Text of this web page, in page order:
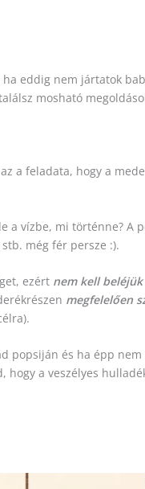
eddig nem jártatok
mosható
a feladata, hogy a
a vízbe, mi történne? A
még fér persze :).
ezért nem kell
megfelelően
popsiján és ha épp nem
hogy a veszélyes